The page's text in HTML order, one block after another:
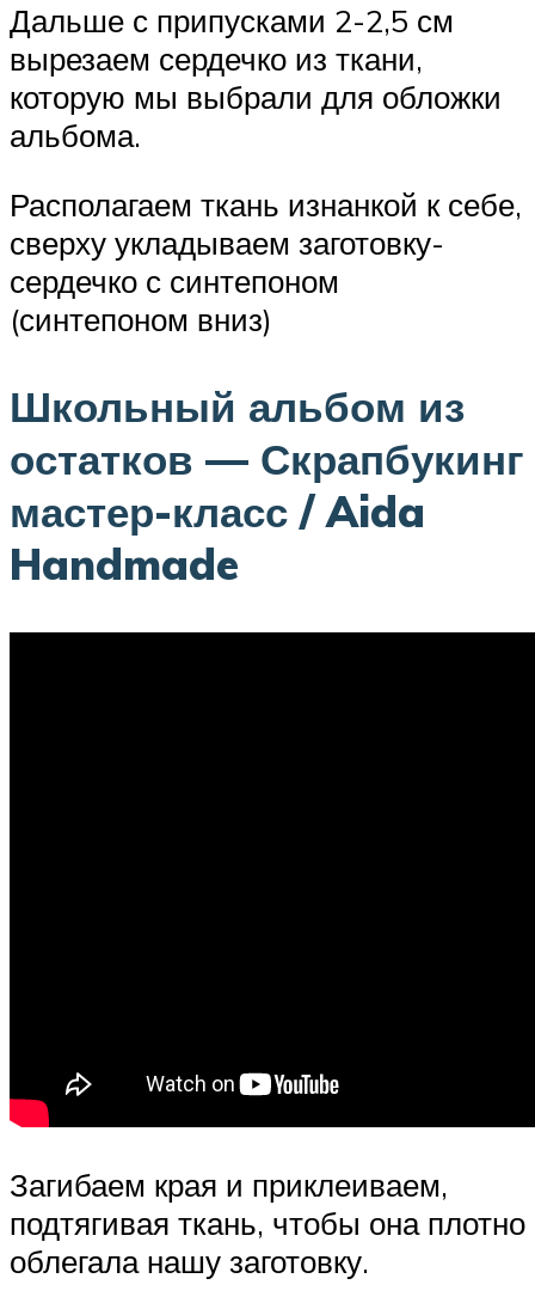
Дальше с припусками 2-2,5 см
вырезаем сердечко из ткани,
которую мы выбрали для обложки
альбома.
Располагаем ткань изнанкой к себе,
сверху укладываем заготовку-
сердечко с синтепоном
(синтепоном вниз)
Школьный альбом из
остатков — Скрапбукинг
мастер-класс / Aida
Handmade
Загибаем края и приклеиваем,
подтягивая ткань, чтобы она плотно
облегала нашу заготовку.